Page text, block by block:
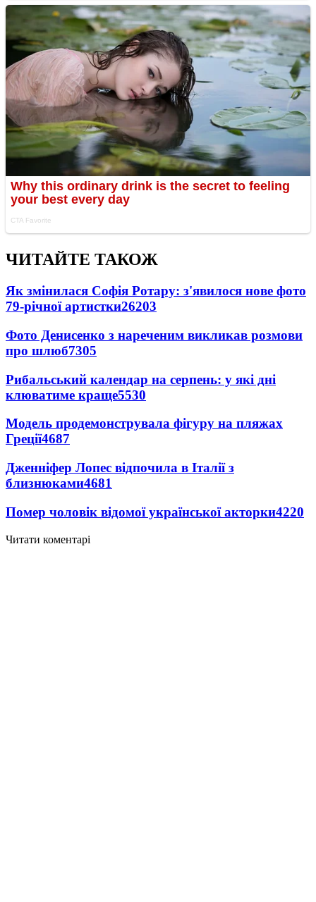
ЧИТАЙТЕ ТАКОЖ
Як змінилася Софія Ротару: з'явилося нове фото
79-річної артистки26203
Фото Денисенко з нареченим викликав розмови
про шлюб7305
Рибальський календар на серпень: у які дні
клюватиме краще5530
Модель продемонструвала фігуру на пляжах
Греції4687
Дженніфер Лопес відпочила в Італії з
близнюками4681
Помер чоловік відомої української акторки4220
Читати коментарі